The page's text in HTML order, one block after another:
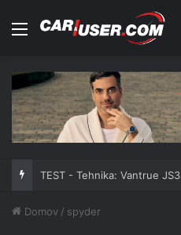
Meni
TEST - Tehnika: Vantrue JS3
Domov / spyder